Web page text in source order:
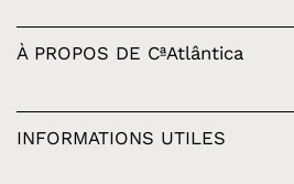
À PROPOS DE CªAtlântica
INFORMATIONS UTILES